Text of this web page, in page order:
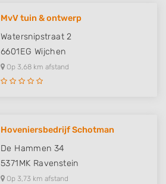
MvV tuin & ontwerp
Watersnipstraat 2
6601EG Wijchen
Op 3,68 km afstand
Hoveniersbedrijf Schotman
De Hammen 34
5371MK Ravenstein
Op 3,73 km afstand